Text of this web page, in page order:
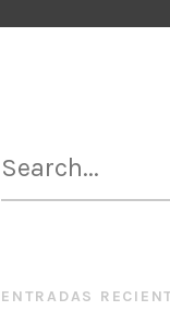
for:
ENTRADAS